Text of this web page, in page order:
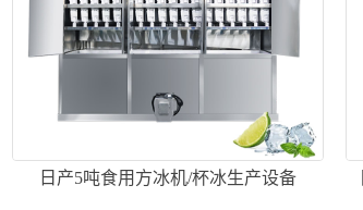
日产5吨食用方冰机/杯冰生产设备